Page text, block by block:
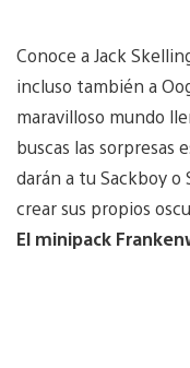
Conoce a Jack
incluso también a
maravilloso mundo
buscas las sorpresas
darán a tu Sackboy
crear sus propios
El minipack